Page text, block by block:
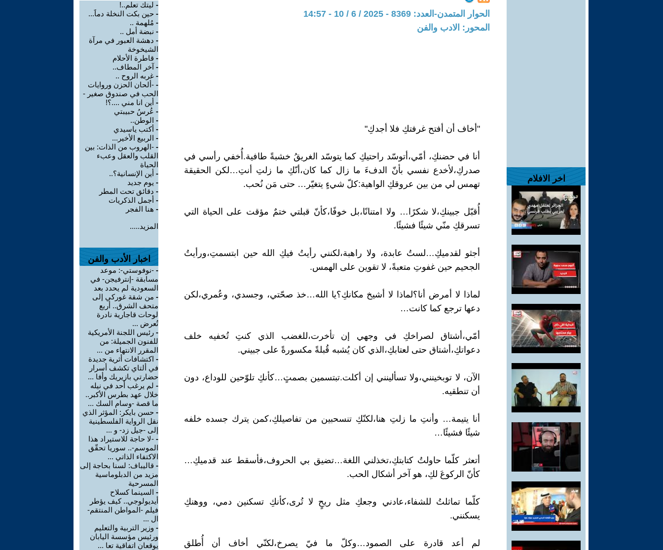
اخر الافلام
الحوار المتمدن-العدد: 8369 - 2025 / 6 / 10 - 14:57
المحور: الادب والفن
"أخاف أن أفتح غرفتكِ فلا أجدكِ"
أنا في حضنكِ، أمّي،أتوسّد راحتيكِ كما يتوسّد الغريقُ خشبةً طافية.أُخفي رأسي في
صدركِ،لأخدع نفسي بأنّ الدفءَ ما زال كما كان،أنّكِ ما زلتِ أنتِ…لكن الحقيقة
تهمس لي من بين عروقكِ الواهية:كلّ شيءٍ يتغيّر… حتى مَن نُحب.
أُقبّل جبينكِ،لا شكرًا… ولا امتنانًا،بل خوفًا،كأنّ قبلتي ختمٌ مؤقت على الحياة التي
تسرقكِ منّي شيئًا فشيئًا.
أجثو لقدميكِ…لستُ عابدة، ولا راهبة،لكنني رأيتُ فيكِ الله حين ابتسمتِ،ورأيتُ
الجحيم حين غفوتِ متعبةً، لا تقوين على الهمس.
لماذا لا أمرض أنا؟لماذا لا أشيخ مكانكِ؟يا الله…خذ صحّتي، وجسدي، وعُمري،لكن
دعها ترجع كما كانت…
أمّي،أشتاق لصراخكِ في وجهي إن تأخرت،للغضب الذي كنتِ تُخفيه خلف
دعواتكِ،أشتاق حتى لعتابكِ،الذي كان يُشبه قُبلةً مكسورةً على جبيني.
الآن، لا توبخينني،ولا تسألينني إن أكلت.تبتسمين بصمتٍ…كأنكِ تلوّحين للوداع، دون
أن تنطقيه.
أنا يتيمة… وأنتِ ما زلتِ هنا،لكنّكِ تنسحبين من تفاصيلكِ،كمن يترك جسده خلفه
شيئًا فشيئًا…
أتعثر كلّما حاولتُ كتابتكِ،تخذلني اللغة…تضيق بي الحروف،فأسقط عند قدميكِ…
كأنّ الركوعَ لكِ، هو آخر أشكال الحب.
كلّما تماثلتُ للشفاء،عادني وجعكِ مثل ريحٍ لا تُرى،كأنكِ تسكنين دمي، ووهنكِ
يسكنني.
لم أعد قادرة على الصمود…وكلّ ما فيّ يصرخ،لكنّي أخاف أن أُطلق
- ليتك تعلم..!
- حين بكت النخلة دماََ...
- مُلهمة ..
- نبضة أمل ..
- دهشة العبور في مرآة
الشيخوخة
- قاطرة الأحلام
- آخر المطاف..
- غربه الروح ..
- -ألحان الحزن وروايات
الحب في صندوق صغير -
- أين انا مني ....؟!
- عُرسُ حبيبتي
- الوطن..
- أكتب ياسيدي
- الربيع الأخير...
- -الهروب من الذات: بين
القلب والعقل وعبء
الحياة
- أين الإنسانية؟..
- يوم جديد
- دقائق تحت المطر
- أجمل الذكريات
- هنا الفجر
المزيد.....
اخبار الأدب والفن
- -نوفوستي-: موعد
مسابقة -إنترفيجن- في
السعودية لم يحدد بعد
- من شقة غوركي إلى
متحف الشرق.. أربع
لوحات قاجارية نادرة
تُعرض ...
- رئيس اللجنة الأمريكية
للفنون الجميلة: من
المقرر الانتهاء من ...
- اكتشافات أثرية جديدة
في ألتاي تكشف أسرار
حضارتي بازيريك وأفا ...
- لم يرغب أحد في نيله
خلال عهد بطرس الأكبر..
ما قصة -وسام السك ...
- حسن بايكر: المؤثر الذي
نقل الرواية الفلسطينية
إلى -جيل زد- و ...
- -لا حاجة للاستيراد هذا
الموسم-.. سوريا تحقّق
الاكتفاء الذاتي ...
- قاليباف: لسنا بحاجة إلى
مزيد من الدبلوماسية
المسرحية
- السينما كسلاح
أيديولوجي.. كيف يؤطر
فيلم -المواطن المنتقم-
ال ...
- وزير التربية والتعليم
ورئيس مؤسسة اليابان
يوقعان اتفاقية تعا ...